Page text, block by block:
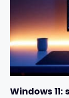
Windows